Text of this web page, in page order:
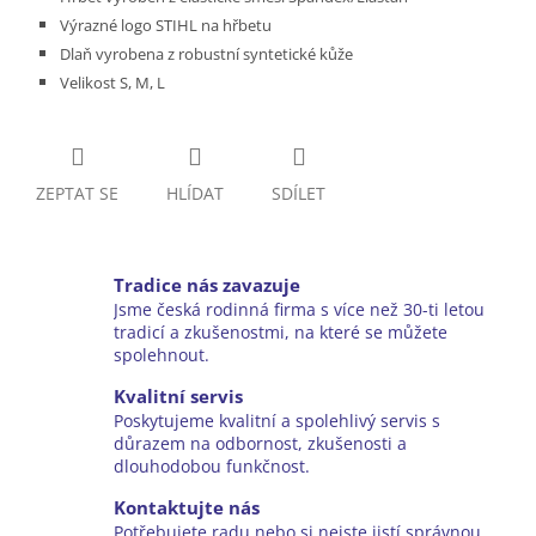
Výrazné logo STIHL na hřbetu
Dlaň vyrobena z robustní syntetické kůže
Velikost S, M, L
ZEPTAT SE HLÍDAT SDÍLET
Tradice nás zavazuje
Jsme česká rodinná firma s více než 30-ti letou
tradicí a zkušenostmi, na které se můžete
spolehnout.
Kvalitní servis
Poskytujeme kvalitní a spolehlivý servis s
důrazem na odbornost, zkušenosti a
dlouhodobou funkčnost.
Kontaktujte nás